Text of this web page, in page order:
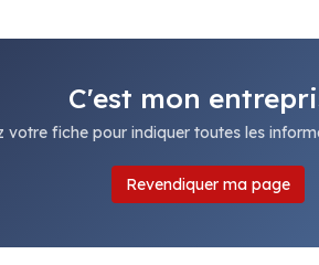
C'est mon
votre fiche pour indiquer toutes les
Revendiquer ma page